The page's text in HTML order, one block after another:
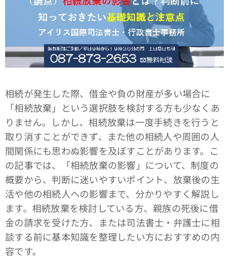
相続が発生した際、借金や負の財産が多い場合に
「相続放棄」という選択肢を検討する方も少なくあ
りません。しかし、相続放棄は一度手続きを行うと
取り消すことができず、また他の相続人や周囲の人
間関係にも思わぬ影響を及ぼすことがあります。こ
の記事では、「相続放棄の影響」について、制度の
概要から、判断に迷いやすいポイント、放棄後の生
活や他の相続人への影響まで、分かりやすく解説し
ます。相続放棄を検討している方、親族の死後に借
金の請求を受けた方、または司法書士・弁護士に相
談する前に基本知識を整理したい方におすすめの内
容です。